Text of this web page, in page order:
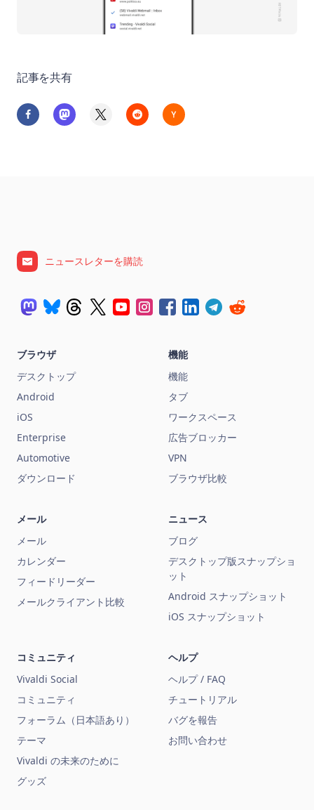
記事を共有
ニュースレターを購読
ブラウザ
デスクトップ
Android
iOS
Enterprise
Automotive
ダウンロード
機能
機能
タブ
ワークスペース
広告ブロッカー
VPN
ブラウザ比較
メール
メール
カレンダー
フィードリーダー
メールクライアント比較
ニュース
ブログ
デスクトップ版スナップショ
ット
Android スナップショット
iOS スナップショット
コミュニティ
Vivaldi Social
コミュニティ
フォーラム（日本語あり）
テーマ
Vivaldi の未来のために
グッズ
ヘルプ
ヘルプ / FAQ
チュートリアル
バグを報告
お問い合わせ